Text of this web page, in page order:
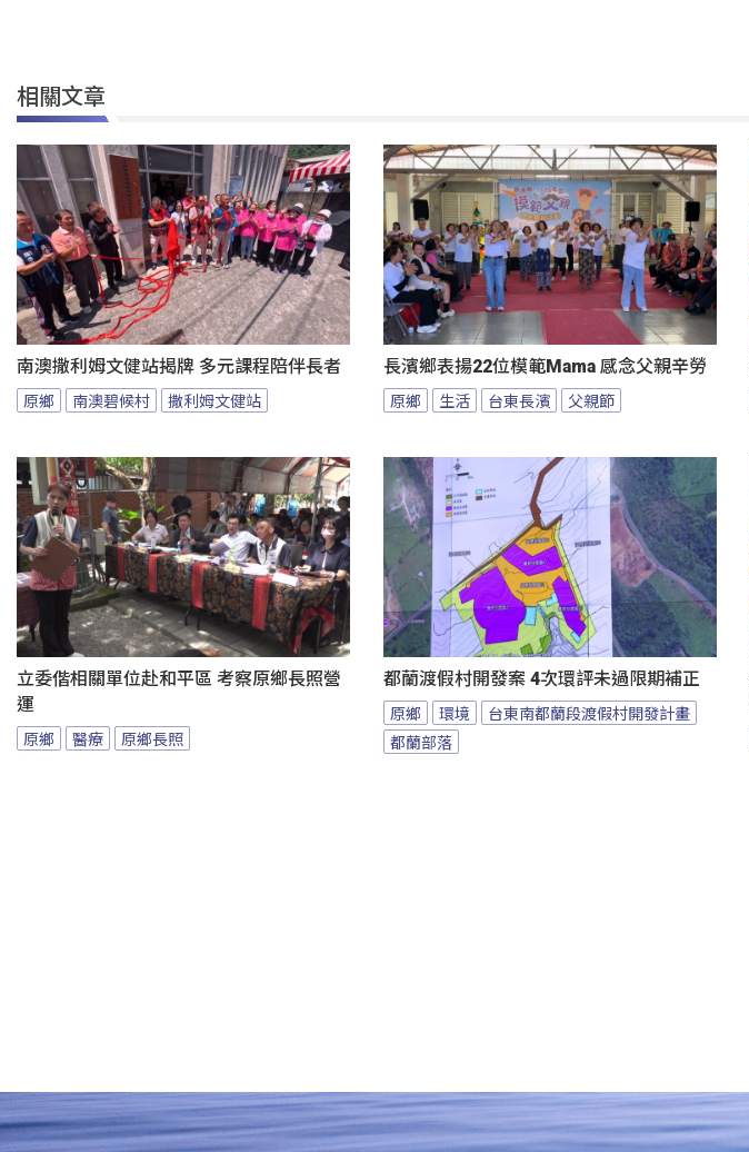
相關文章
南澳撒利姆文健站揭牌 多元課程陪伴長者
原鄉 南澳碧候村 撒利姆文健站
長濱鄉表揚22位模範Mama 感念父親辛勞
原鄉 生活 台東長濱 父親節
立委偕相關單位赴和平區 考察原鄉長照營
運
原鄉 醫療 原鄉長照
都蘭渡假村開發案 4次環評未過限期補正
原鄉 環境
台東南都蘭段渡假村開發計畫
都蘭部落